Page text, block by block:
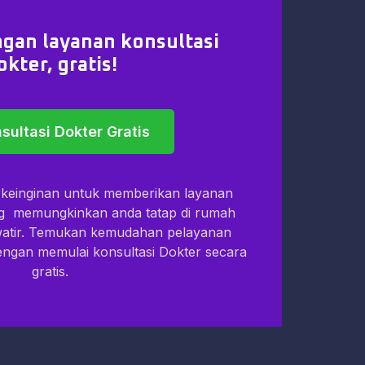
layanan konsultasi
gratis!
Dokter Gratis
untuk memberikan layanan
memungkinkan anda tatap di rumah
Temukan kemudahan pelayanan
memulai konsultasi Dokter secara
gratis.